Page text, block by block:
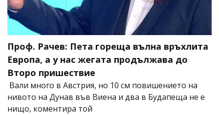
Проф. Рачев: Пета гореща вълна връхлита
Европа, а у нас жегата продължава до
Второ пришествие
Вали много в Австрия, но 10 см повишението на
нивото на Дунав във Виена и два в Будапеща не е
нищо, коментира той